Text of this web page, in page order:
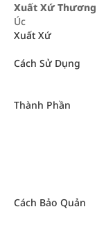
Xuất Xứ
Úc
Xuất Xứ
Cách Sử Dụng
Thành Phần
Cách Bảo Quản